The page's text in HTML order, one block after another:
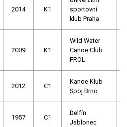
2014 K1
sportovní
klub Praha
2009 K1
Wild Water
Canoe Club
FROL
2012 C1
Kanoe Klub
Spoj Brno
1957 C1
Delfín
Jablonec